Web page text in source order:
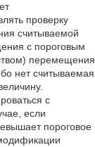
проверку
считываемой
с пороговым
перемещения
нет считываемая
с
если
пороговое